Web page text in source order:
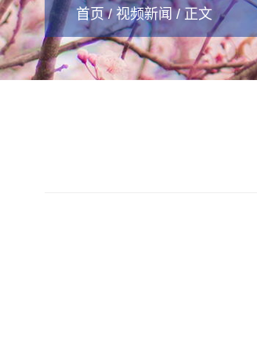
首页/ 视频新闻 / 正文